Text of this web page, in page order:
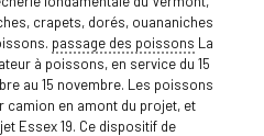
crapets, dorés, ouananiches
passage des poissons La
à poissons, en service du 15
au 15 novembre. Les poissons
en amont du projet, et
Essex 19. Ce dispositif de